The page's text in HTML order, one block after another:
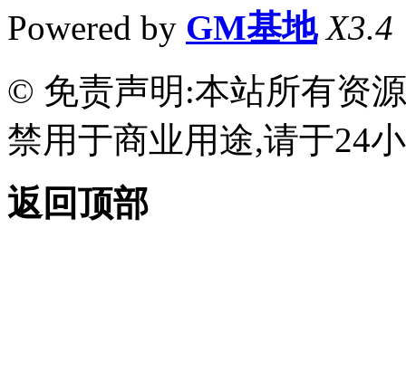
Powered by GM基地 X3.4
© 免责声明:本站所有资
禁用于商业用途,请于24
返回顶部